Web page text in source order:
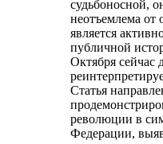
судьбоносной,
неотъемлема от
является
публичной
Октября сейчас
Статья
революции в
Федерации,